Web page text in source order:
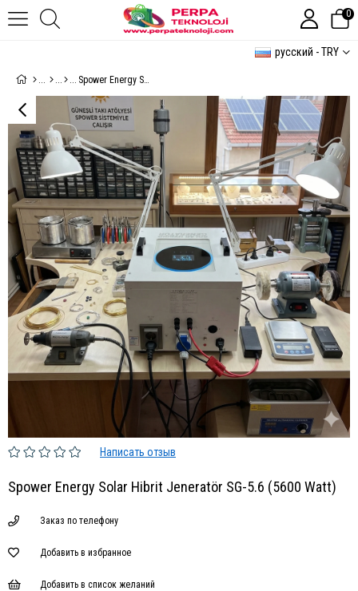
русский - TRY
0
Spower Energy Solar Hibrit Jeneratör SG-5.6 (5600 Watt)
Написать отзыв
Spower Energy Solar Hibrit Jeneratör SG-5.6 (5600 Watt)
Заказ по телефону
Добавить в избранное
Добавить в список желаний